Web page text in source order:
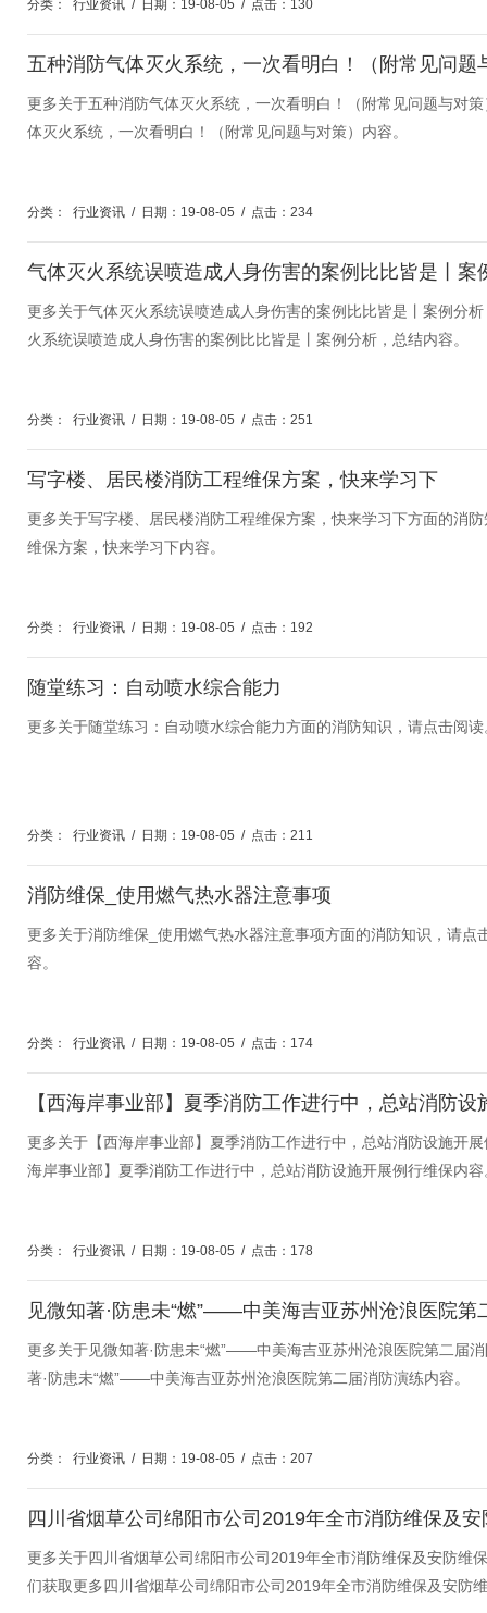
分类： 行业资讯 / 日期：19-08-05 / 点击：130
五种消防气体灭火系统，一次看明白！（附常见问题
更多关于五种消防气体灭火系统，一次看明白！（附常见问题与对
体灭火系统，一次看明白！（附常见问题与对策）内容。
分类： 行业资讯 / 日期：19-08-05 / 点击：234
气体灭火系统误喷造成人身伤害的案例比比皆是丨案
更多关于气体灭火系统误喷造成人身伤害的案例比比皆是丨案例分
火系统误喷造成人身伤害的案例比比皆是丨案例分析，总结内容。
分类： 行业资讯 / 日期：19-08-05 / 点击：251
写字楼、居民楼消防工程维保方案，快来学习下
更多关于写字楼、居民楼消防工程维保方案，快来学习下方面的消
维保方案，快来学习下内容。
分类： 行业资讯 / 日期：19-08-05 / 点击：192
随堂练习：自动喷水综合能力
更多关于随堂练习：自动喷水综合能力方面的消防知识，请点击阅
分类： 行业资讯 / 日期：19-08-05 / 点击：211
消防维保_使用燃气热水器注意事项
更多关于消防维保_使用燃气热水器注意事项方面的消防知识，请
容。
分类： 行业资讯 / 日期：19-08-05 / 点击：174
更多关于【西海岸事业部】夏季消防工作进行中，总站消防设施开
海岸事业部】夏季消防工作进行中，总站消防设施开展例行维保内容
分类： 行业资讯 / 日期：19-08-05 / 点击：178
见微知著·防患未“燃”——中美海吉亚苏州沧浪医院第
更多关于见微知著·防患未“燃”——中美海吉亚苏州沧浪医院第二届
著·防患未“燃”——中美海吉亚苏州沧浪医院第二届消防演练内容。
分类： 行业资讯 / 日期：19-08-05 / 点击：207
更多关于四川省烟草公司绵阳市公司2019年全市消防维保及安防维
们获取更多四川省烟草公司绵阳市公司2019年全市消防维保及安防